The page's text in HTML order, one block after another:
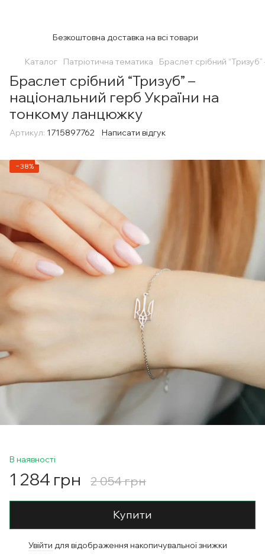
Безкоштовна доставка на всі товари
Каталог Патріотична тематика Браслет срібний
Браслет срібний “Тризуб” –
національний герб України на
тонкому ланцюжку
Артикул: 1715897762 Написати відгук
−38%
В наявності
1 284 грн 2 054 грн
Купити
Увійти для відображення накопичувальної знижки